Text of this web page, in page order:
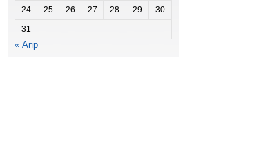
24
25 26 27 28 29
30
31
« Апр